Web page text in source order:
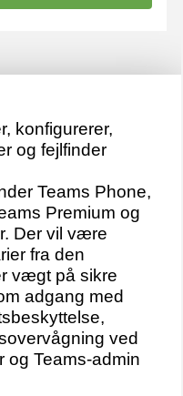
konfigurerer,
og fejlfinder
Teams Phone,
Premium og
Der vil være
fra den
vægt på sikre
adgang med
ved
og Teams-admin